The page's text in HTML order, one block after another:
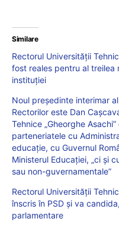
Similare
Rectorul Universității
fost reales pentru al treilea
instituției
Noul președinte interimar
Rectorilor este Dan
Tehnice „Gheorghe
parteneriatele cu
educație, cu Guvernul
Ministerul Educației, „ci și
sau non-guvernamentale”
Rectorul Universităţii
înscris în PSD şi va
parlamentare